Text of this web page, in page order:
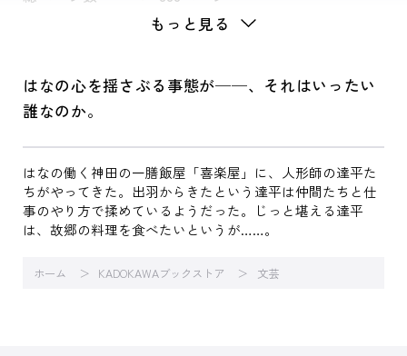
もっと見る
はなの心を揺さぶる事態が──、それはいったい
誰なのか。
はなの働く神田の一膳飯屋「喜楽屋」に、人形師の達平た
ちがやってきた。出羽からきたという達平は仲間たちと仕
事のやり方で揉めているようだった。じっと堪える達平
は、故郷の料理を食べたいというが……。
ホーム KADOKAWAブックストア 文芸